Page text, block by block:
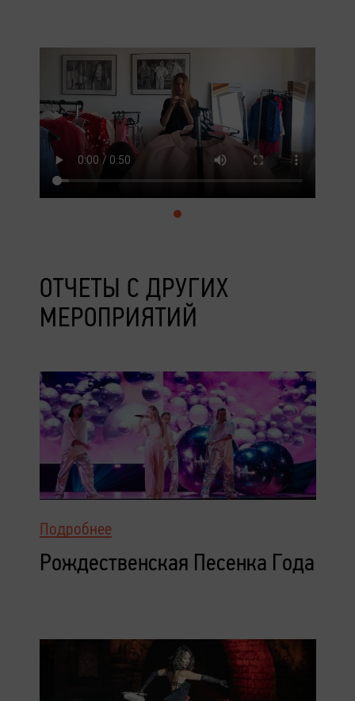
ОТЧЕТЫ С ДРУГИХ
МЕРОПРИЯТИЙ
Подробнее
Рождественская Песенка Года